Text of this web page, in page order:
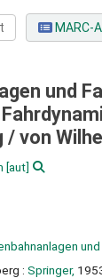
MARC-
und
/ von
[aut]
und
: Springer,